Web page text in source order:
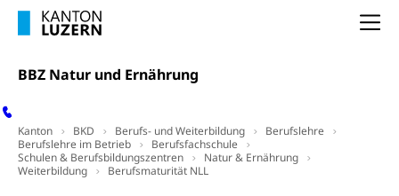
BBZ Natur und Ernährung
Kanton BKD Berufs- und Weiterbildung
Berufslehre
Berufslehre im Betrieb
Berufsfachschule
Schulen & Berufsbildungszentren
Natur & Ernährung
Weiterbildung
Berufsmaturität NLL
Erwerbsausfallentschädigung (WAS Luzern)
Katastrophenschutz, Katastrophenhilfe, Polizei,
Feuerwehr, Gesundheitswesen, technische Betriebe,
Kantonaler Führungsstab
Polizei
Polizei
Versorgung
Vorratshaltung, Vorrat